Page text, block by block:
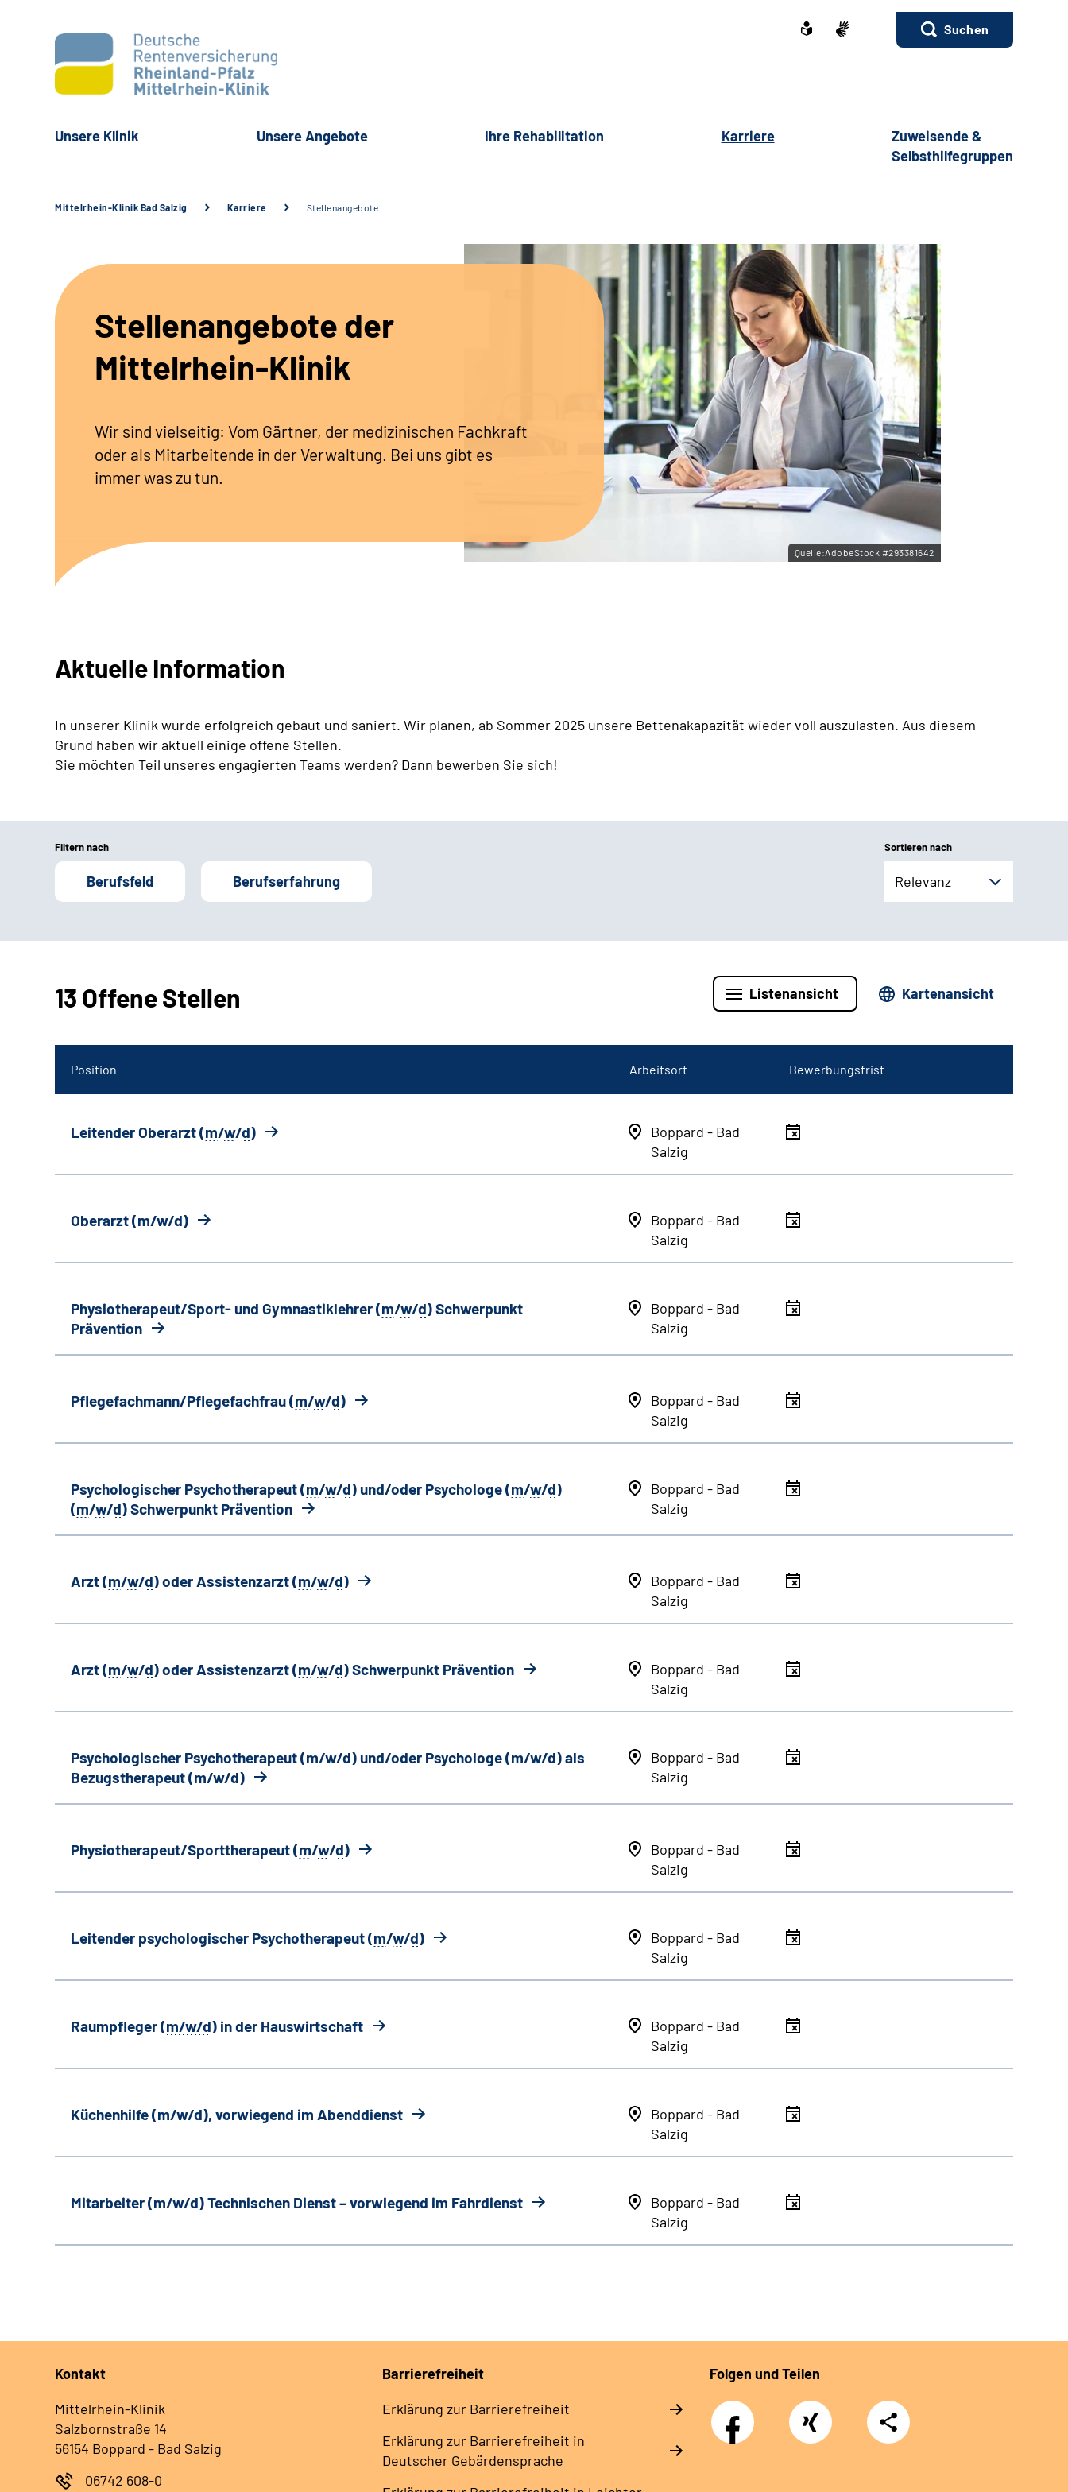
Suchen
Unsere Klinik Unsere Angebote Ihre Rehabilitation Karriere
Zuweisende &
Selbsthilfegruppen
Mittelrhein-Klinik Bad Salzig Karriere Stellenangebote
Stellenangebote der
Mittelrhein-Klinik
Wir sind vielseitig: Vom Gärtner, der medizinischen Fachkraft
oder als Mitarbeitende in der Verwaltung. Bei uns gibt es
immer was zu tun.
Quelle:AdobeStock #293381642
Aktuelle Information
In unserer Klinik wurde erfolgreich gebaut und saniert. Wir planen, ab Sommer 2025 unsere Bettenakapazität wieder voll auszulasten. Aus diesem
Grund haben wir aktuell einige offene Stellen.
Sie möchten Teil unseres engagierten Teams werden? Dann bewerben Sie sich!
Filtern nach
Berufsfeld Berufserfahrung
Sortieren nach
Relevanz
13 Offene Stellen Listenansicht Kartenansicht
Position Arbeitsort Bewerbungsfrist
Leitender Oberarzt (m/w/d)
Boppard - Bad
Salzig
Oberarzt (m/w/d)
Boppard - Bad
Salzig
Physiotherapeut/Sport- und Gymnastiklehrer (m/w/d) Schwerpunkt
Prävention
Boppard - Bad
Salzig
Pflegefachmann/Pflegefachfrau (m/w/d)
Boppard - Bad
Salzig
Psychologischer Psychotherapeut (m/w/d) und/oder Psychologe (m/w/d)
(m/w/d) Schwerpunkt Prävention
Boppard - Bad
Salzig
Arzt (m/w/d) oder Assistenzarzt (m/w/d)
Boppard - Bad
Salzig
Arzt (m/w/d) oder Assistenzarzt (m/w/d) Schwerpunkt Prävention
Boppard - Bad
Salzig
Psychologischer Psychotherapeut (m/w/d) und/oder Psychologe (m/w/d) als
Bezugstherapeut (m/w/d)
Boppard - Bad
Salzig
Physiotherapeut/Sporttherapeut (m/w/d)
Boppard - Bad
Salzig
Leitender psychologischer Psychotherapeut (m/w/d)
Boppard - Bad
Salzig
Raumpfleger (m/w/d) in der Hauswirtschaft
Boppard - Bad
Salzig
Küchenhilfe (m/w/d), vorwiegend im Abenddienst
Boppard - Bad
Salzig
Mitarbeiter (m/w/d) Technischen Dienst – vorwiegend im Fahrdienst
Boppard - Bad
Salzig
Kontakt
Mittelrhein-Klinik
Salzbornstraße 14
56154 Boppard - Bad Salzig
06742 608-0
Barrierefreiheit
Erklärung zur Barrierefreiheit
Erklärung zur Barrierefreiheit in
Deutscher Gebärdensprache
Folgen und Teilen
Facebook Xing
Teilen